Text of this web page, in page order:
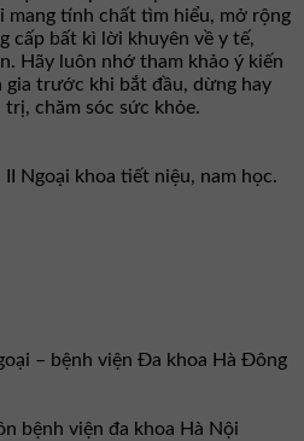
tính chất tìm hiểu, mở rộng
cấp bất kì lời khuyên về y tế,
Hãy luôn nhớ tham khảo ý kiến
gia trước khi bắt đầu, dừng hay
chăm sóc sức khỏe.
Ngoại khoa tiết niệu, nam học.
– bệnh viện Đa khoa Hà Đông
bệnh viện đa khoa Hà Nội